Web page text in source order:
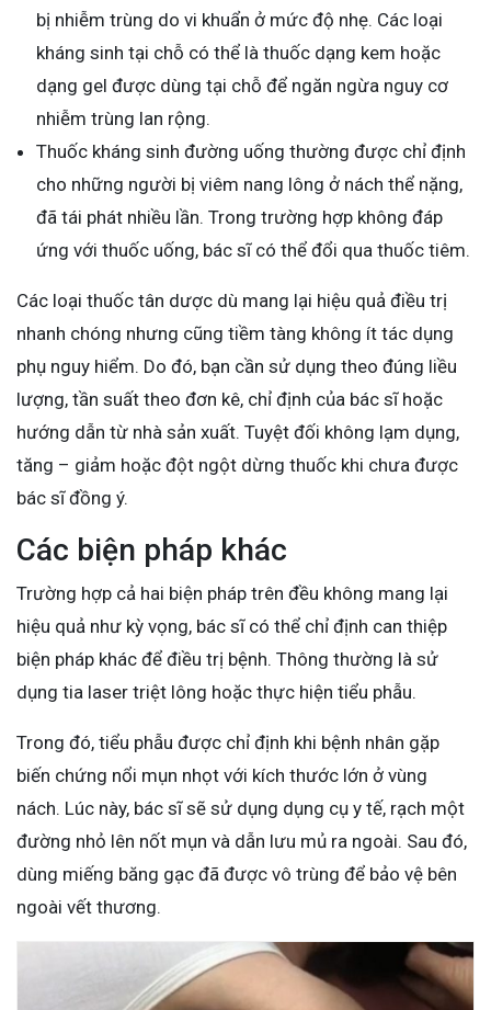
bị nhiễm trùng do vi khuẩn ở mức độ nhẹ. Các loại
kháng sinh tại chỗ có thể là thuốc dạng kem hoặc
dạng gel được dùng tại chỗ để ngăn ngừa nguy cơ
nhiễm trùng lan rộng.
Thuốc kháng sinh đường uống thường được chỉ định
cho những người bị viêm nang lông ở nách thể nặng,
đã tái phát nhiều lần. Trong trường hợp không đáp
ứng với thuốc uống, bác sĩ có thể đổi qua thuốc tiêm.
Các loại thuốc tân dược dù mang lại hiệu quả điều trị
nhanh chóng nhưng cũng tiềm tàng không ít tác dụng
phụ nguy hiểm. Do đó, bạn cần sử dụng theo đúng liều
lượng, tần suất theo đơn kê, chỉ định của bác sĩ hoặc
hướng dẫn từ nhà sản xuất. Tuyệt đối không lạm dụng,
tăng – giảm hoặc đột ngột dừng thuốc khi chưa được
bác sĩ đồng ý.
Các biện pháp khác
Trường hợp cả hai biện pháp trên đều không mang lại
hiệu quả như kỳ vọng, bác sĩ có thể chỉ định can thiệp
biện pháp khác để điều trị bệnh. Thông thường là sử
dụng tia laser triệt lông hoặc thực hiện tiểu phẫu.
Trong đó, tiểu phẫu được chỉ định khi bệnh nhân gặp
biến chứng nổi mụn nhọt với kích thước lớn ở vùng
nách. Lúc này, bác sĩ sẽ sử dụng dụng cụ y tế, rạch một
đường nhỏ lên nốt mụn và dẫn lưu mủ ra ngoài. Sau đó,
dùng miếng băng gạc đã được vô trùng để bảo vệ bên
ngoài vết thương.